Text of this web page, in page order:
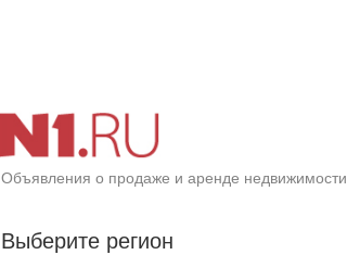
Объявления о продаже и аренде недвижимости
Выберите регион